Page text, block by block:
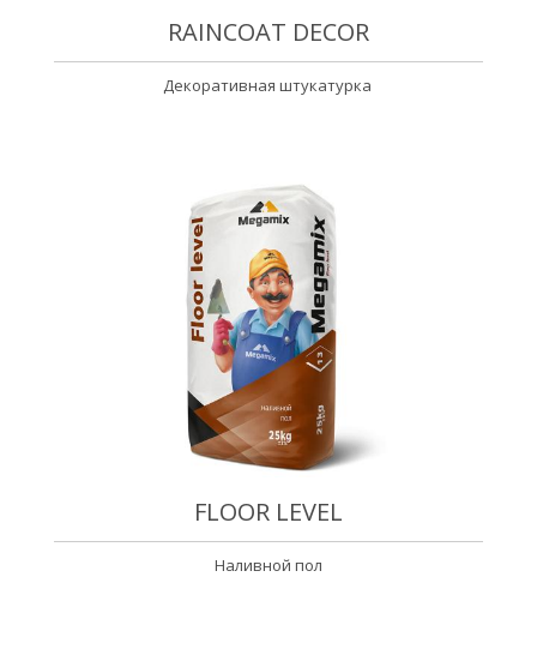
RAINCOAT DECOR
Декоративная штукатурка
FLOOR LEVEL
Наливной пол